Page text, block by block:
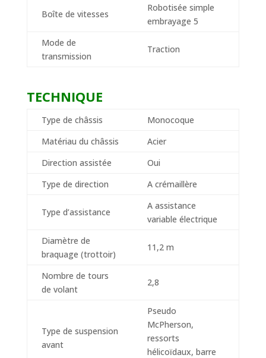
Boîte de vitesses
Robotisée simple
embrayage 5
Mode de
transmission
Traction
TECHNIQUE
Type de châssis
Monocoque
Matériau du châssis
Acier
Direction assistée
Oui
Type de direction
A crémaillère
Type d’assistance
A assistance
variable électrique
Diamètre de
braquage (trottoir)
11,2 m
Nombre de tours
de volant
2,8
Type de suspension
avant
Pseudo
McPherson,
ressorts
hélicoïdaux, barre